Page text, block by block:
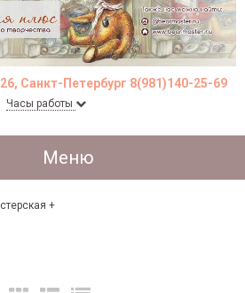
Санкт-Петербург 8(981)140-25-69
Часы работы
Меню
+